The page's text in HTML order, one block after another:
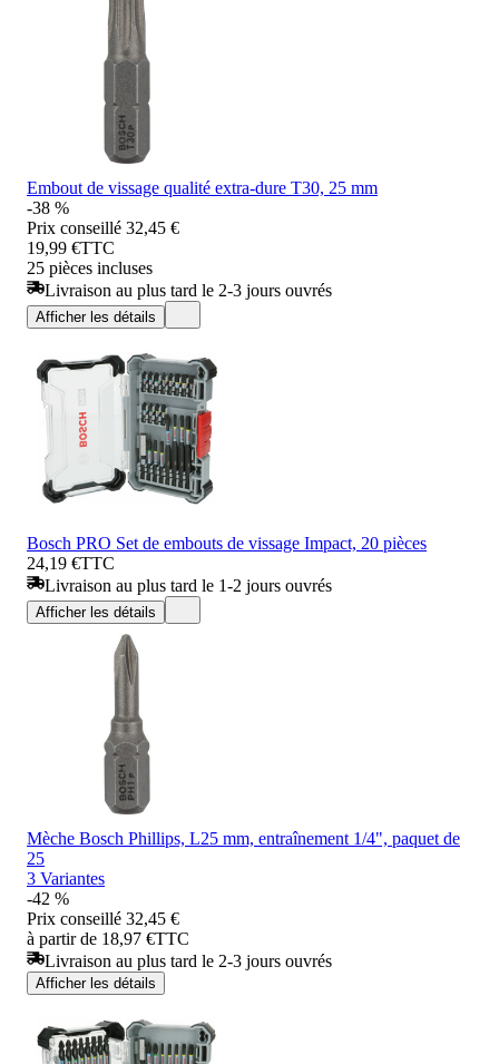
Embout de vissage qualité extra-dure T30, 25 mm
-38 %
Prix conseillé 32,45 €
19,99 €TTC
25 pièces incluses
Livraison au plus tard le 2-3 jours ouvrés
Afficher les détails
Bosch PRO Set de embouts de vissage Impact, 20 pièces
24,19 €TTC
Livraison au plus tard le 1-2 jours ouvrés
Afficher les détails
Mèche Bosch Phillips, L25 mm, entraînement 1/4", paquet de
25
3 Variantes
-42 %
Prix conseillé 32,45 €
à partir de 18,97 €TTC
Livraison au plus tard le 2-3 jours ouvrés
Afficher les détails